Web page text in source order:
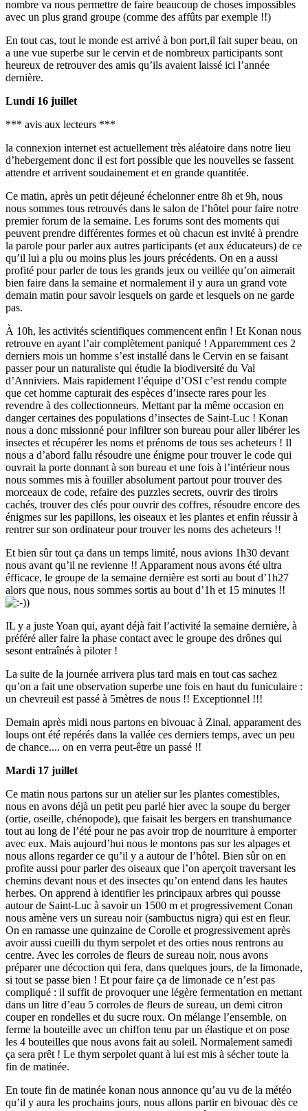
nombre va nous permettre de faire beaucoup de choses impossibles
avec un plus grand groupe (comme des affûts par exemple !!)
En tout cas, tout le monde est arrivé à bon port,il fait super beau, on
a une vue superbe sur le cervin et de nombreux participants sont
heureux de retrouver des amis qu’ils avaient laissé ici l’année
dernière.
Lundi 16 juillet
*** avis aux lecteurs ***
la connexion internet est actuellement très aléatoire dans notre lieu
d’hebergement donc il est fort possible que les nouvelles se fassent
attendre et arrivent soudainement et en grande quantitée.
Ce matin, après un petit déjeuné échelonner entre 8h et 9h, nous
nous sommes tous retrouvés dans le salon de l’hôtel pour faire notre
premier forum de la semaine. Les forums sont des moments qui
peuvent prendre différentes formes et où chacun est invité à prendre
la parole pour parler aux autres participants (et aux éducateurs) de ce
qu’il lui a plu ou moins plus les jours précédents. On en a aussi
profité pour parler de tous les grands jeux ou veillée qu’on aimerait
bien faire dans la semaine et normalement il y aura un grand vote
demain matin pour savoir lesquels on garde et lesquels on ne garde
pas.
À 10h, les activités scientifiques commencent enfin ! Et Konan nous
retrouve en ayant l’air complètement paniqué ! Apparemment ces 2
derniers mois un homme s’est installé dans le Cervin en se faisant
passer pour un naturaliste qui étudie la biodiversité du Val
d’Anniviers. Mais rapidement l’équipe d’OSI c’est rendu compte
que cet homme capturait des espèces d’insecte rares pour les
revendre à des collectionneurs. Mettant par la même occasion en
danger certaines des populations d’insectes de Saint-Luc ! Konan
nous a donc missionné pour infiltrer son bureau pour aller libérer les
insectes et récupérer les noms et prénoms de tous ses acheteurs ! Il
nous a d’abord fallu résoudre une énigme pour trouver le code qui
ouvrait la porte donnant à son bureau et une fois à l’intérieur nous
nous sommes mis à fouiller absolument partout pour trouver des
morceaux de code, refaire des puzzles secrets, ouvrir des tiroirs
cachés, trouver des clés pour ouvrir des coffres, résoudre encore des
énigmes sur les papillons, les oiseaux et les plantes et enfin réussir à
rentrer sur son ordinateur pour trouver les noms des acheteurs !!
Et bien sûr tout ça dans un temps limité, nous avions 1h30 devant
nous avant qu’il ne revienne !! Apparament nous avons été ultra
éfficace, le groupe de la semaine dernière est sorti au bout d’1h27
alors que nous, nous sommes sortis au bout d’1h et 15 minutes !!
IL y a juste Yoan qui, ayant déjà fait l’activité la semaine dernière, à
préféré aller faire la phase contact avec le groupe des drônes qui
sesont entraînés à piloter !
La suite de la journée arrivera plus tard mais en tout cas sachez
qu’on a fait une observation superbe une fois en haut du funiculaire :
un chevreuil est passé à 5mètres de nous !! Exceptionnel !!!
Demain après midi nous partons en bivouac à Zinal, apparament des
loups ont été repérés dans la vallée ces derniers temps, avec un peu
de chance.... on en verra peut-être un passé !!
Mardi 17 juillet
Ce matin nous partons sur un atelier sur les plantes comestibles,
nous en avons déjà un petit peu parlé hier avec la soupe du berger
(ortie, oseille, chénopode), que faisait les bergers en transhumance
tout au long de l’été pour ne pas avoir trop de nourriture à emporter
avec eux. Mais aujourd’hui nous le montons pas sur les alpages et
nous allons regarder ce qu’il y a autour de l’hôtel. Bien sûr on en
profite aussi pour parler des oiseaux que l’on aperçoit traversant les
chemins devant nous et des insectes qu’on entend dans les hautes
herbes. On apprend à identifier les principaux arbres qui pousse
autour de Saint-Luc à savoir un 1500 m et progressivement Conan
nous amène vers un sureau noir (sambuctus nigra) qui est en fleur.
On en ramasse une quinzaine de Corolle et progressivement après
avoir aussi cueilli du thym serpolet et des orties nous rentrons au
centre. Avec les corroles de fleurs de sureau noir, nous avons
préparer une décoction qui fera, dans quelques jours, de la limonade,
si tout se passe bien ! Et pour faire ça de limonade ce n’est pas
compliqué : il suffit de provoquer une légère fermentation en mettant
dans un litre d’eau 5 corroles de fleurs de sureau, un demi citron
couper en rondelles et du sucre roux. On mélange l’ensemble, on
ferme la bouteille avec un chiffon tenu par un élastique et on pose
les 4 bouteilles que nous avons fait au soleil. Normalement samedi
ça sera prêt ! Le thym serpolet quant à lui est mis à sécher toute la
fin de matinée.
En toute fin de matinée konan nous annonce qu’au vu de la météo
qu’il y aura les prochains jours, nous allons partir en bivouac dès ce